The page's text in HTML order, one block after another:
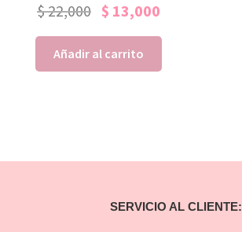
$22,000 $ 13,000
Añadir al carrito
SERVICIO AL CLIENTE: